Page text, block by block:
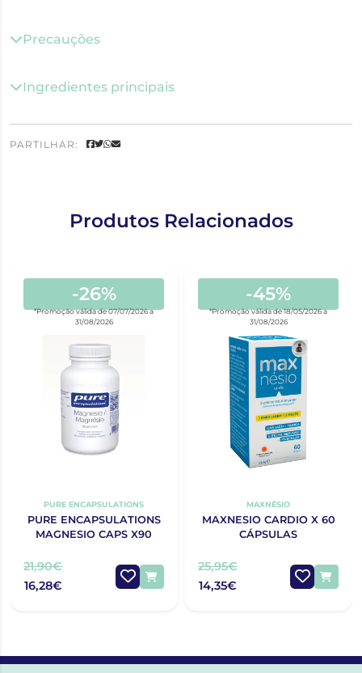
Precauções
Ingredientes principais
PARTILHAR:
Produtos Relacionados
-26%
*Promoção válida de 07/07/2026 a
31/08/2026
PURE ENCAPSULATIONS
PURE ENCAPSULATIONS
MAGNESIO CAPS X90
21,90€
16,28€
-45%
*Promoção válida de 18/05/2026 a
31/08/2026
MAXNÉSIO
MAXNESIO CARDIO X 60
CÁPSULAS
25,95€
14,35€